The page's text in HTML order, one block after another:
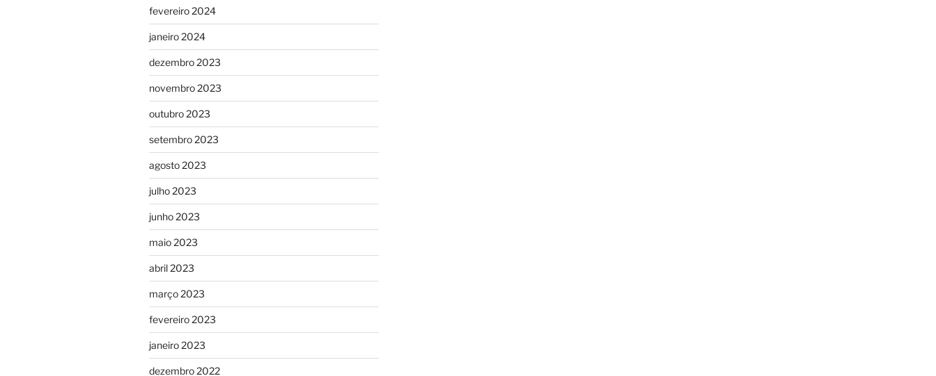
fevereiro 2024
janeiro 2024
dezembro 2023
novembro 2023
outubro 2023
setembro 2023
agosto 2023
julho 2023
junho 2023
maio 2023
abril 2023
março 2023
fevereiro 2023
janeiro 2023
dezembro 2022